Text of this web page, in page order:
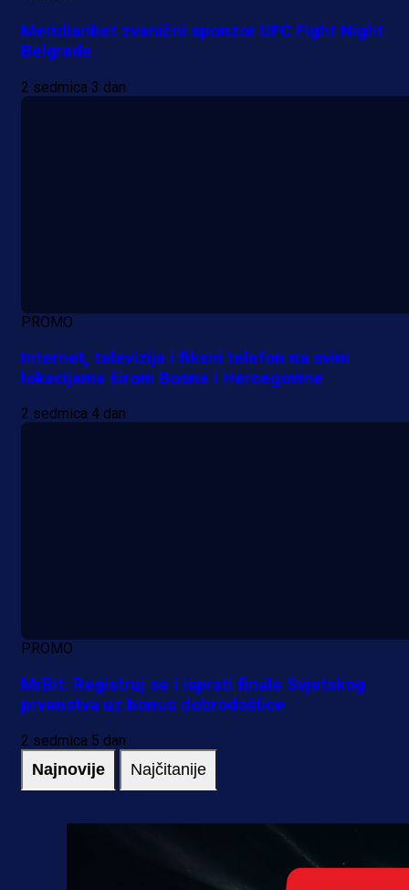
Meridianbet zvanični sponzor UFC Fight Night
Belgrade
2 sedmica 3 dan
PROMO
Internet, televizija i fiksni telefon na svim
lokacijama širom Bosne i Hercegovine
2 sedmica 4 dan
PROMO
MrBit: Registruj se i isprati finale Svjetskog
prvenstva uz bonus dobrodošlice
2 sedmica 5 dan
Najnovije Najčitanije